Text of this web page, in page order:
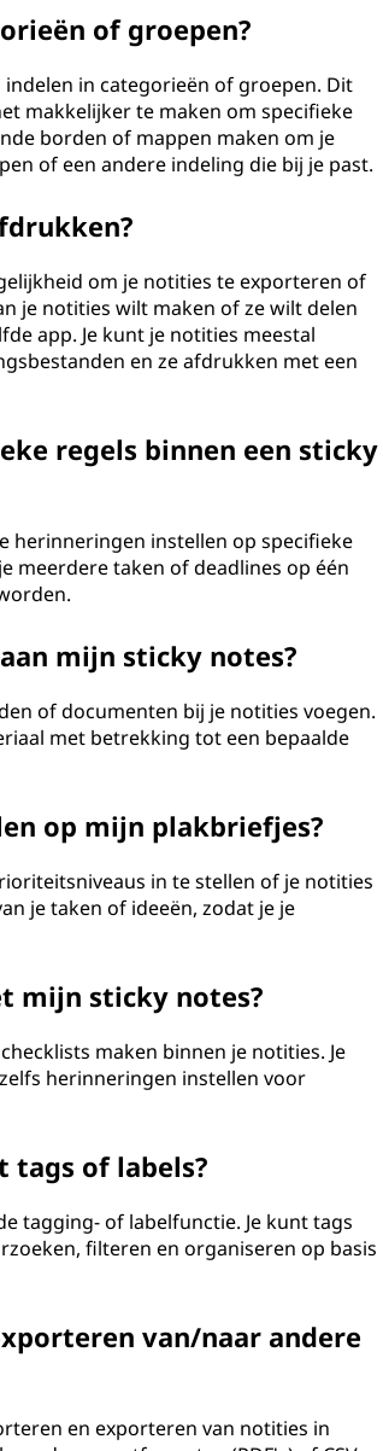
of groepen?
in categorieën of groepen. Dit
makkelijker te maken om specifieke
borden of mappen maken om je
of een andere indeling die bij je past.
om je notities te exporteren of
je notities wilt maken of ze wilt delen
app. Je kunt je notities meestal
en ze afdrukken met een
regels binnen een sticky
herinneringen instellen op specifieke
meerdere taken of deadlines op één
mijn sticky notes?
of documenten bij je notities voegen.
met betrekking tot een bepaalde
op mijn plakbriefjes?
in te stellen of je notities
je taken of ideeën, zodat je je
mijn sticky notes?
maken binnen je notities. Je
herinneringen instellen voor
tags of labels?
tagging- of labelfunctie. Je kunt tags
filteren en organiseren op basis
van/naar andere
en exporteren van notities in